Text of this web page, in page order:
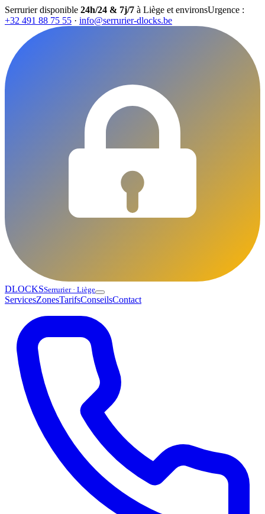
Serrurier disponible 24h/24 & 7j/7 à Liège et environsUrgence :
+32 491 88 75 55 · info@serrurier-dlocks.be
DLOCKSSerrurier · Liège
ServicesZonesTarifsConseilsContact